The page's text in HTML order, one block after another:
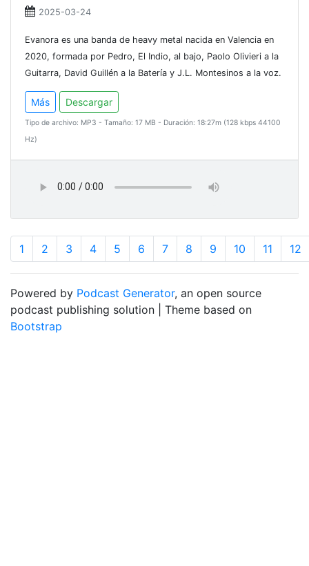
2025-03-24
Evanora es una banda de heavy metal nacida en Valencia en
2020, formada por Pedro, El Indio, al bajo, Paolo Olivieri a la
Guitarra, David Guillén a la Batería y J.L. Montesinos a la voz.
Más Descargar
Tipo de archivo: MP3 - Tamaño: 17 MB - Duración: 18:27m (128 kbps 44100
Hz)
1 2 3 4 5 6 7 8 9 10 11 12
Powered by Podcast Generator, an open source
podcast publishing solution | Theme based on
Bootstrap